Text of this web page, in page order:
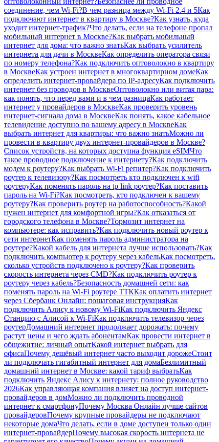
соединение, чем Wi-Fi?В чем разница между Wi-Fi 2.4 и 5Как
подключают интернет в квартиру в Москве?Как узнать, куда
уходит интернет-трафик?Что делать, если на телефоне пропал
мобильный интернет в Москве?Как выбрать мобильный
интернет для дома: что важно знатьКак выбрать усилитель
интернета для дачи в МосквеКак определить оператора связи
по номеру телефона?Как подключить оптоволокно в квартиру
в МосквеКак устроен интернет в многоквартирном домеКак
определить интернет-провайдера по IP-адресуКак подключить
интернет без проводов в МосквеОптоволокно или витая пара:
как понять, что перед вами и в чем разницаКак работает
интернет у провайдеров в МосквеКак проверить уровень
интернет-сигнала дома в МосквеКак понять, какое кабельное
телевидение доступно по вашему адресу в МосквеКак
выбрать интернет для квартиры: что важно знатьМожно ли
провести в квартиру двух интернет-провайдеров в Москве?
Список устройств, на которых доступна функция eSIMЧто
такое проводное подключение к интернету?Как подключить
модем к роутеру?Как выбрать Wi-Fi репитер?Как подключить
роутер к телевизору?Как посмотреть кто подключен к wifi
роутеруКак поменять пароль на tp link роутер?Как поставить
пароль на Wi-Fi?Как посмотреть, кто подключен к вашему
роутеру?Как проверить роутер на работоспособность?Какой
нужен интернет для комфортной игры?Как отказаться от
городского телефона в Москве?Тормозит интернет на
компьютере: как исправить?Как подключить новый роутер к
сети интернетКак поменять пароль администратора на
роутере?Какой кабель для интернета лучше использовать?Как
подключить компьютер к роутеру через кабельКак посмотреть,
сколько устройств подключено к роутеру?Как проверить
скорость интернета через CMD?Как подключить роутер к
роутеру через кабель?Безопасность домашней сети: как
поменять пароль на Wi-Fi роутере ТТККак оплатить интернет
через Сбербанк Онлайн: пошаговая инструкцияКак
подключить Алису к новому Wi-FiКак подключить Яндекс
Станцию с Алисой к Wi-FiКак подключить телевизор через
роутерДомашний интернет продолжает дорожать: почему
растут цены и чего ждать абонентамКак провести интернет в
общежитие: личный опытКакой интернет выбрать для
офисаПочему дешёвый интернет часто выходит дорожеСтоит
ли подключать гигабитный интернет для домаБезлимитный
домашний интернет в Москве: какой тариф выбратьКак
подключить Яндекс Алису к интернету: полное руководство
2026Как управляющая компания влияет на доступ интернет-
провайдеров в домМожно ли подключить проводной
интернет к смартфонуПочему Москва Онлайн лучше сайтов
провайдеровПочему крупные провайдеры не подключают
некоторые домаЧто делать, если в доме доступен только один
интернет-провайдерПочему высокая скорость интернета не